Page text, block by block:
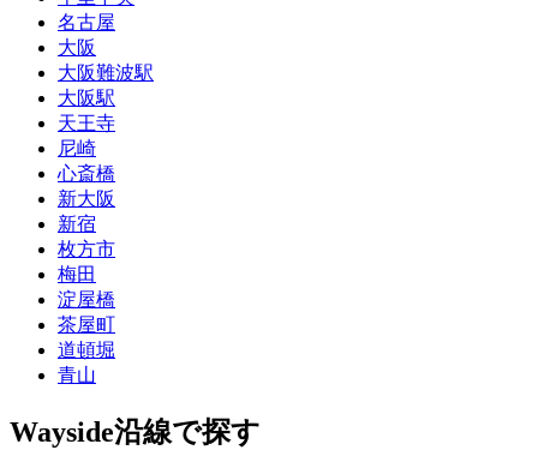
名古屋
大阪
大阪難波駅
大阪駅
天王寺
尼崎
心斎橋
新大阪
新宿
枚方市
梅田
淀屋橋
茶屋町
道頓堀
青山
Wayside沿線で探す